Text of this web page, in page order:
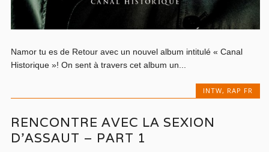
Namor tu es de Retour avec un nouvel album intitulé « Canal
Historique »! On sent à travers cet album un...
INTW, RAP FR
RENCONTRE AVEC LA SEXION
D’ASSAUT – PART 1